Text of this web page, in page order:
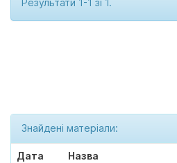
Результати 1-1 зі 1.
Знайдені матеріали:
Дата
Назва